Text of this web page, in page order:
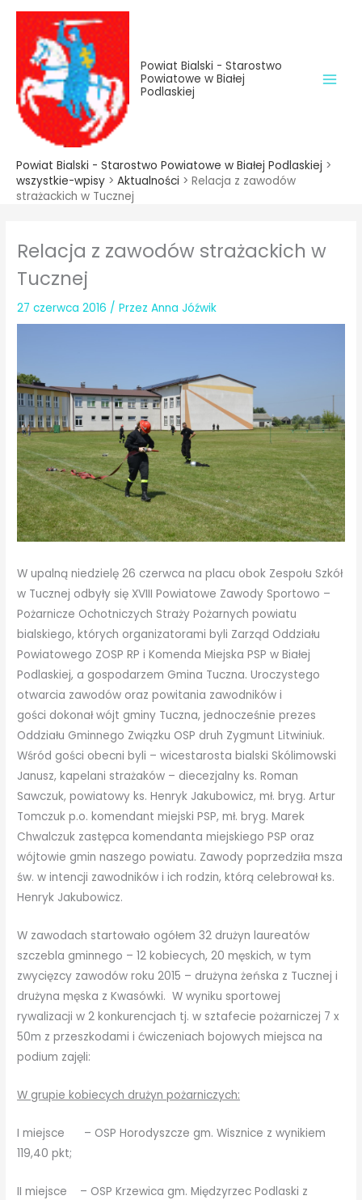
treści
Przejdź
treści
Powiat Bialski - Starostwo
Powiatowe w Białej
Podlaskiej
Powiat Bialski - Starostwo Powiatowe w Białej Podlaskiej >
wszystkie-wpisy > Aktualności > Relacja z zawodów
strażackich w Tucznej
Relacja z zawodów strażackich w
Tucznej
27 czerwca 2016 / PrzezAnna Jóźwik
W upalną niedzielę 26 czerwca na placu obok Zespołu Szkół
w Tucznej odbyły się XVIII Powiatowe Zawody Sportowo –
Pożarnicze Ochotniczych Straży Pożarnych powiatu
bialskiego, których organizatorami byli Zarząd Oddziału
Powiatowego ZOSP RP i Komenda Miejska PSP w Białej
Podlaskiej, a gospodarzem Gmina Tuczna. Uroczystego
otwarcia zawodów oraz powitania zawodników i
gości dokonał wójt gminy Tuczna, jednocześnie prezes
Oddziału Gminnego Związku OSP druh Zygmunt Litwiniuk.
Wśród gości obecni byli – wicestarosta bialski Skólimowski
Janusz, kapelani strażaków – diecezjalny ks. Roman
Sawczuk, powiatowy ks. Henryk Jakubowicz, mł. bryg. Artur
Tomczuk p.o. komendant miejski PSP, mł. bryg. Marek
Chwalczuk zastępca komendanta miejskiego PSP oraz
wójtowie gmin naszego powiatu. Zawody poprzedziła msza
św. w intencji zawodników i ich rodzin, którą celebrował ks.
Henryk Jakubowicz.
W zawodach startowało ogółem 32 drużyn laureatów
szczebla gminnego – 12 kobiecych, 20 męskich, w tym
zwycięzcy zawodów roku 2015 – drużyna żeńska z Tucznej i
drużyna męska z Kwasówki. W wyniku sportowej
rywalizacji w 2 konkurencjach tj. w sztafecie pożarniczej 7 x
50m z przeszkodami i ćwiczeniach bojowych miejsca na
podium zajęli:
W grupie kobiecych drużyn pożarniczych:
I miejsce – OSP Horodyszcze gm. Wisznice z wynikiem
119,40 pkt;
II miejsce – OSP Krzewica gm. Międzyrzec Podlaski z